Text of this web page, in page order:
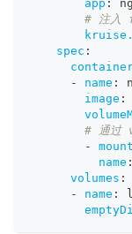
app :
# 注入
spec :
-
name :
image :
# 通过
-
name :
volumes :
-
name :